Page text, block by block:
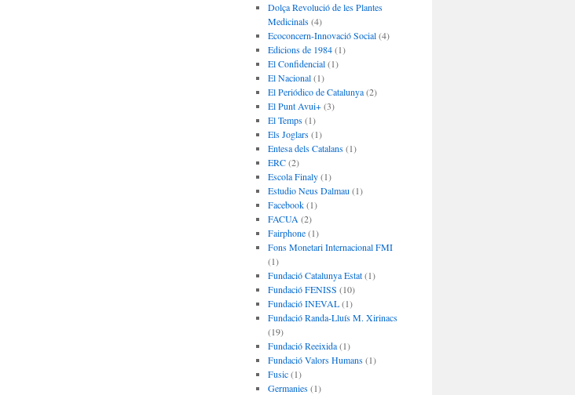
Dolça Revolució de les Plantes
Medicinals(4)
Ecoconcern-Innovació Social(4)
Edicions de 1984(1)
El Confidencial(1)
El Nacional(1)
El Periódico de Catalunya(2)
El Punt Avui+(3)
El Temps(1)
Els Joglars(1)
Entesa dels Catalans(1)
ERC(2)
Escola Finaly(1)
Estudio Neus Dalmau (1)
Facebook(1)
FACUA (2)
Fairphone(1)
Fons Monetari Internacional FMI
(1)
Fundació Catalunya Estat(1)
Fundació FENISS (10)
Fundació INEVAL(1)
Fundació Randa-Lluís M. Xirinacs
(19)
Fundació Reeixida(1)
Fundació Valors Humans(1)
Fusic(1)
Germanies(1)